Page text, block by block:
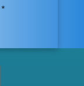
*